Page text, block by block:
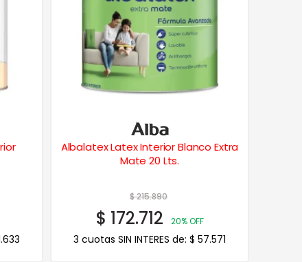
Albalatex Latex Interior Blanco Extra
Mate 20 Lts.
$215.890
$ 172.712 20% OFF
3 cuotas SIN INTERES de: $ 57.571